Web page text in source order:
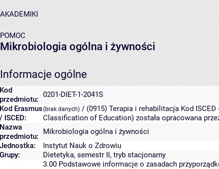
AKADEMIKI
POMOC
Mikrobiologia ogólna i żywności
Informacje ogólne
Kod
przedmiotu:
0201-DIET-1-2041S
Kod Erasmus
/ ISCED:
(brak danych) / (0915) Terapia i rehabilitacja Kod
Classification of Education) została opracowana
Nazwa
przedmiotu:
Mikrobiologia ogólna i żywności
Jednostka:
Instytut Nauk o Zdrowiu
Grupy:
Dietetyka, semestr II, tryb stacjonarny
3.00 Podstawowe informacje o zasadach